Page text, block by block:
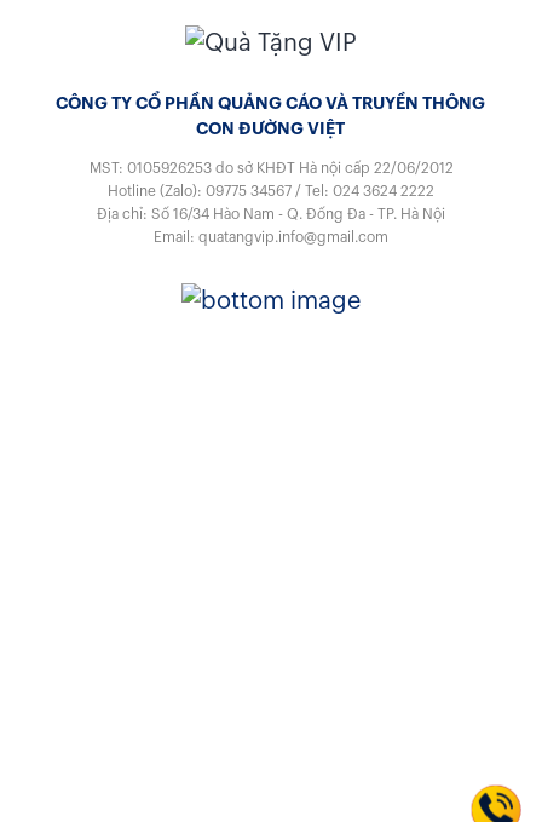
CÔNG TY CỔ PHẦN QUẢNG CÁO VÀ TRUYỀN THÔNG
CON ĐƯỜNG VIỆT
MST: 0105926253 do sở KHĐT Hà nội cấp 22/06/2012
Hotline (Zalo): 09775 34567 / Tel: 024 3624 2222
Địa chỉ: Số 16/34 Hào Nam - Q. Đống Đa - TP. Hà Nội
Email: quatangvip.info@gmail.com